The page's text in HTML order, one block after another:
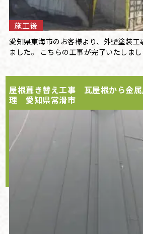
施工後
愛知県東海市のお客様より、外壁塗装
ました。 こちらの工事が完了いたしまし
屋根葺き替え工事 瓦屋根から金
理 愛知県常滑市